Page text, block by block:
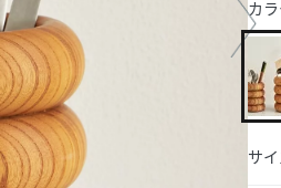
カラ
サ